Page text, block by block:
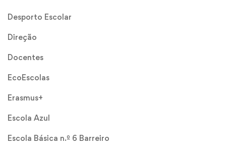
Desporto Escolar
Direção
Docentes
EcoEscolas
Erasmus+
Escola Azul
Escola Básica n.º 6 Barreiro